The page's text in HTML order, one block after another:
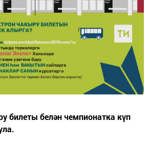
билеты белән чемпионатка күп